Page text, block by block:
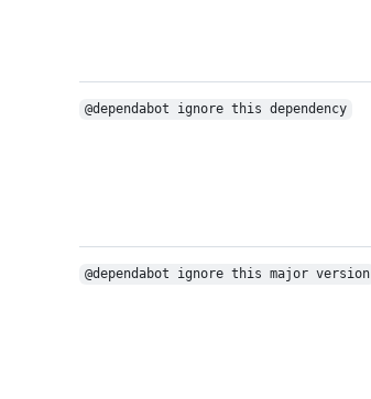
@dependabot ignore this dependency
@dependabot ignore this major version